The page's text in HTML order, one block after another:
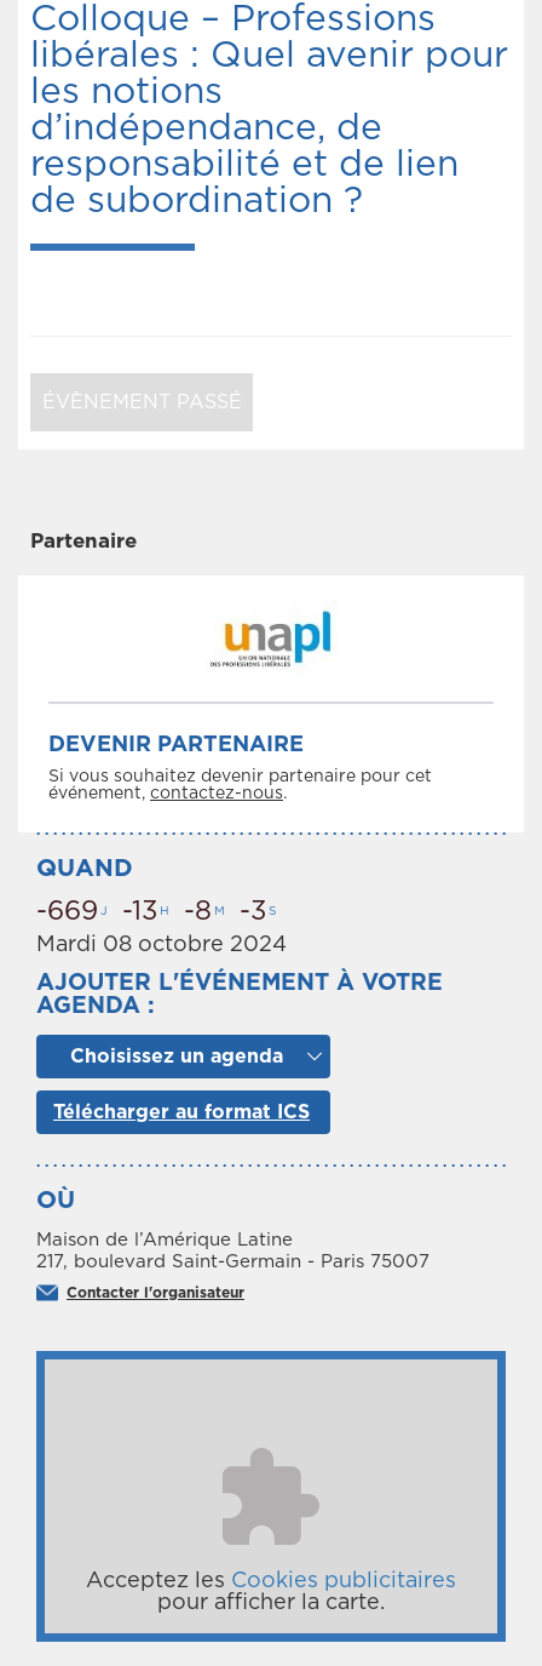
Colloque – Professions
libérales : Quel avenir pour
les notions
d’indépendance, de
responsabilité et de lien
de subordination ?
ÉVÈNEMENT PASSÉ
Partenaire
DEVENIR PARTENAIRE
Si vous souhaitez devenir partenaire pour cet
événement, contactez-nous.
QUAND
-669 J -13 H -8 M -3 S
Mardi 08 octobre 2024
AJOUTER L'ÉVÉNEMENT À VOTRE
AGENDA :
Choisissez un agenda
Télécharger au format ICS
OÙ
Maison de l’Amérique Latine
217, boulevard Saint-Germain - Paris 75007
Contacter l'organisateur
Acceptez les Cookies publicitaires
pour afficher la carte.